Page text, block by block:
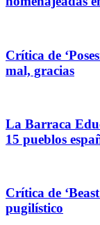
Crítica de
mal, gracias
La Barraca
15 pueblos
Crítica de
pugilístico